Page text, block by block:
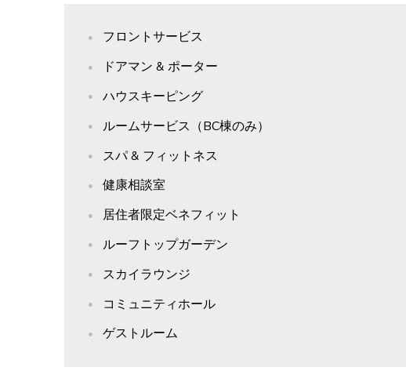
フロントサービス
ドアマン & ポーター
ハウスキーピング
ルームサービス（BC棟のみ）
スパ & フィットネス
健康相談室
居住者限定ベネフィット
ルーフトップガーデン
スカイラウンジ
コミュニティホール
ゲストルーム